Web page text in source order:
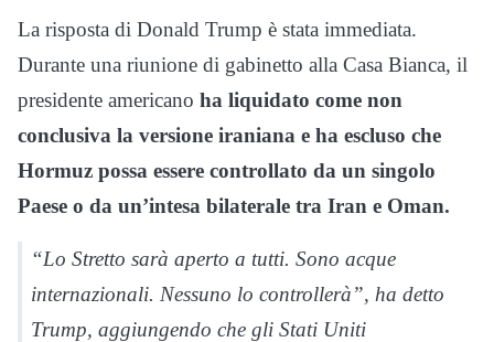
La risposta di Donald Trump è stata immediata.
Durante una riunione di gabinetto alla Casa Bianca, il
presidente americano ha liquidato come non
conclusiva la versione iraniana e ha escluso che
Hormuz possa essere controllato da un singolo
Paese o da un’intesa bilaterale tra Iran e Oman.
“Lo Stretto sarà aperto a tutti. Sono acque
internazionali. Nessuno lo controllerà”, ha detto
Trump, aggiungendo che gli Stati Uniti